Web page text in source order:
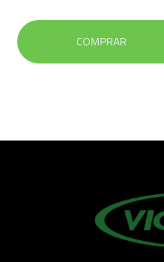
COMPRAR